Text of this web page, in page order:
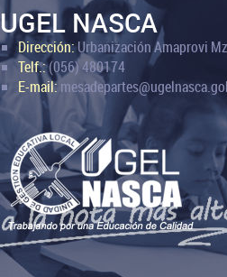
UGEL NASCA
Dirección:Urbanización Amaprovi
Telf.:(056) 480174
E-mail: